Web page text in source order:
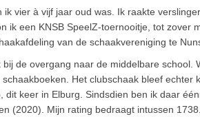
vier à vijf jaar oud was. Ik raakte
ik een KNSB SpeelZ-toernooitje, tot zover
van de schaakvereniging te
de overgang naar de middelbare school.
Het clubschaak bleef echter
dit keer in Elburg. Sindsdien ben ik daar
(2020). Mijn rating bedraagt intussen 1738.